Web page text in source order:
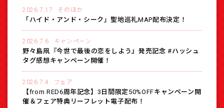
2026.7.17 そのほか
「ハイド・アンド・シーク」聖地巡礼MAP配布決定！
2026.7.6 キャンペーン
野々島凧『今世で最後の恋をしよう』発売記念 #ハッシュ
タグ感想キャンペーン開催！
2026.7.4 フェア
【from RED6周年記念】3日間限定50%OFFキャンペーン開
催＆フェア特典リーフレット電子配布！